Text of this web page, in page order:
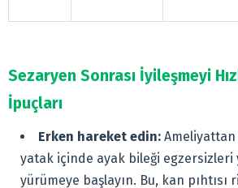
Sezaryen Sonrası İyileşmeyi
İpuçları
Erken hareket edin: Ameliyattan
yatak içinde ayak bileği egzersizleri
yürümeye başlayın. Bu, kan pıhtısı